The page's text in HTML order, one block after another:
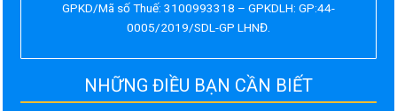
GPKD/Mã số Thuế: 3100993318 – GPKDLH: GP:44-
0005/2019/SDL-GP LHNĐ.
NHỮNG ĐIỀU BẠN CẦN BIẾT